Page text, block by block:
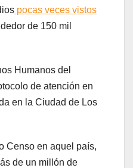
pocas veces vistos
de 150 mil
Humanos del
de atención en
en la Ciudad de Los
Censo en aquel país,
de un millón de